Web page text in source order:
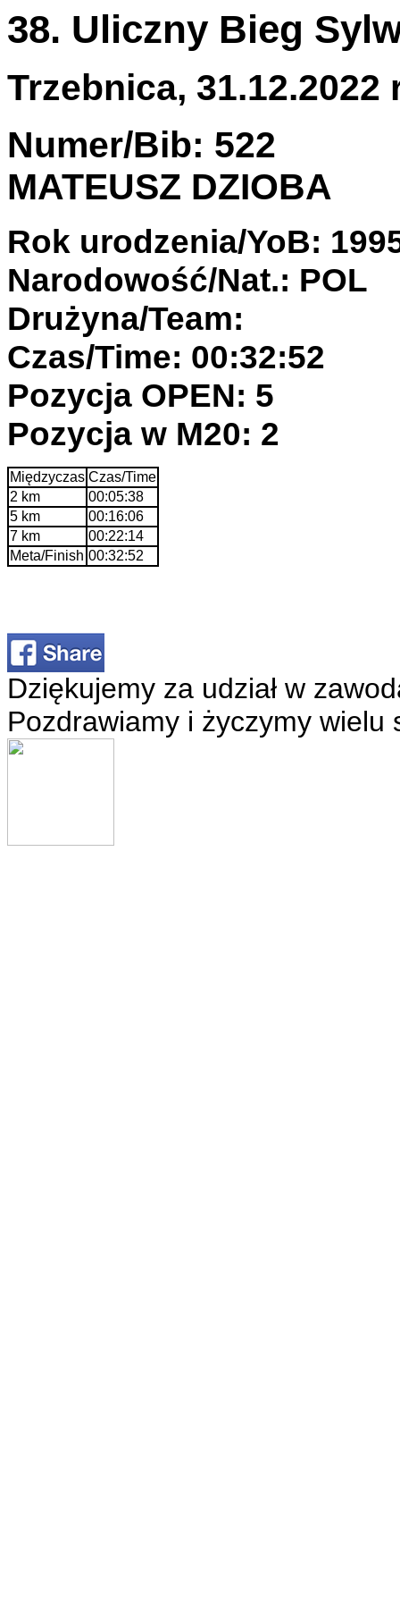
38. Uliczny Bieg
Trzebnica, 31.12.2022
Numer/Bib: 522
MATEUSZ DZIOBA
Rok urodzenia/YoB:
Narodowość/Nat.: POL
Drużyna/Team:
Czas/Time: 00:32:52
Pozycja OPEN: 5
Pozycja w M20: 2
Międzyczas Czas/Time
2 km
00:05:38
5 km
00:16:06
7 km
00:22:14
Meta/Finish 00:32:52
Dziękujemy za udział w
Pozdrawiamy i życzymy wielu